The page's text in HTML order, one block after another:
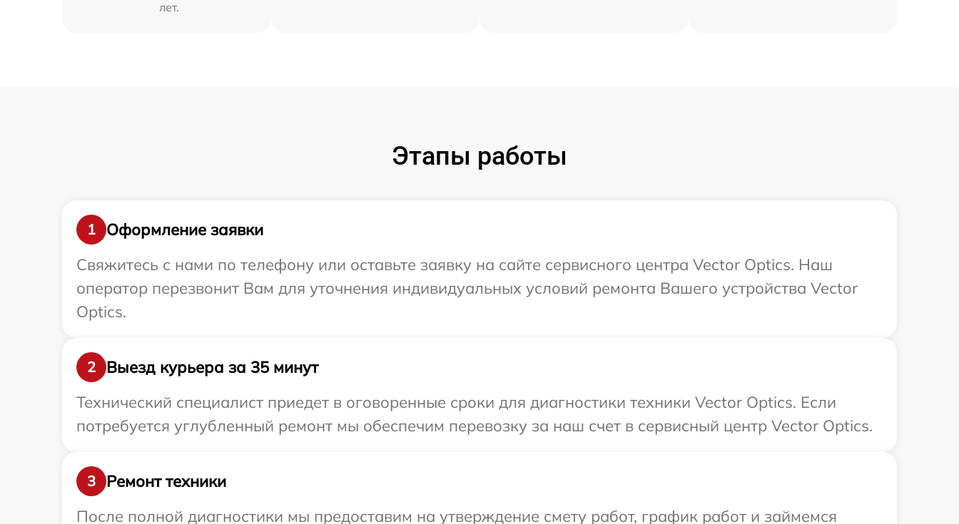
лет.
Этапы работы
1
Оформление заявки
Свяжитесь с нами по телефону или оставьте заявку на сайте сервисного центра Vector Optics. Наш
оператор перезвонит Вам для уточнения индивидуальных условий ремонта Вашего устройства Vector
Optics.
2
Выезд курьера за 35 минут
Технический специалист приедет в оговоренные сроки для диагностики техники Vector Optics. Если
потребуется углубленный ремонт мы обеспечим перевозку за наш счет в сервисный центр Vector Optics.
3
Ремонт техники
После полной диагностики мы предоставим на утверждение смету работ, график работ и займемся